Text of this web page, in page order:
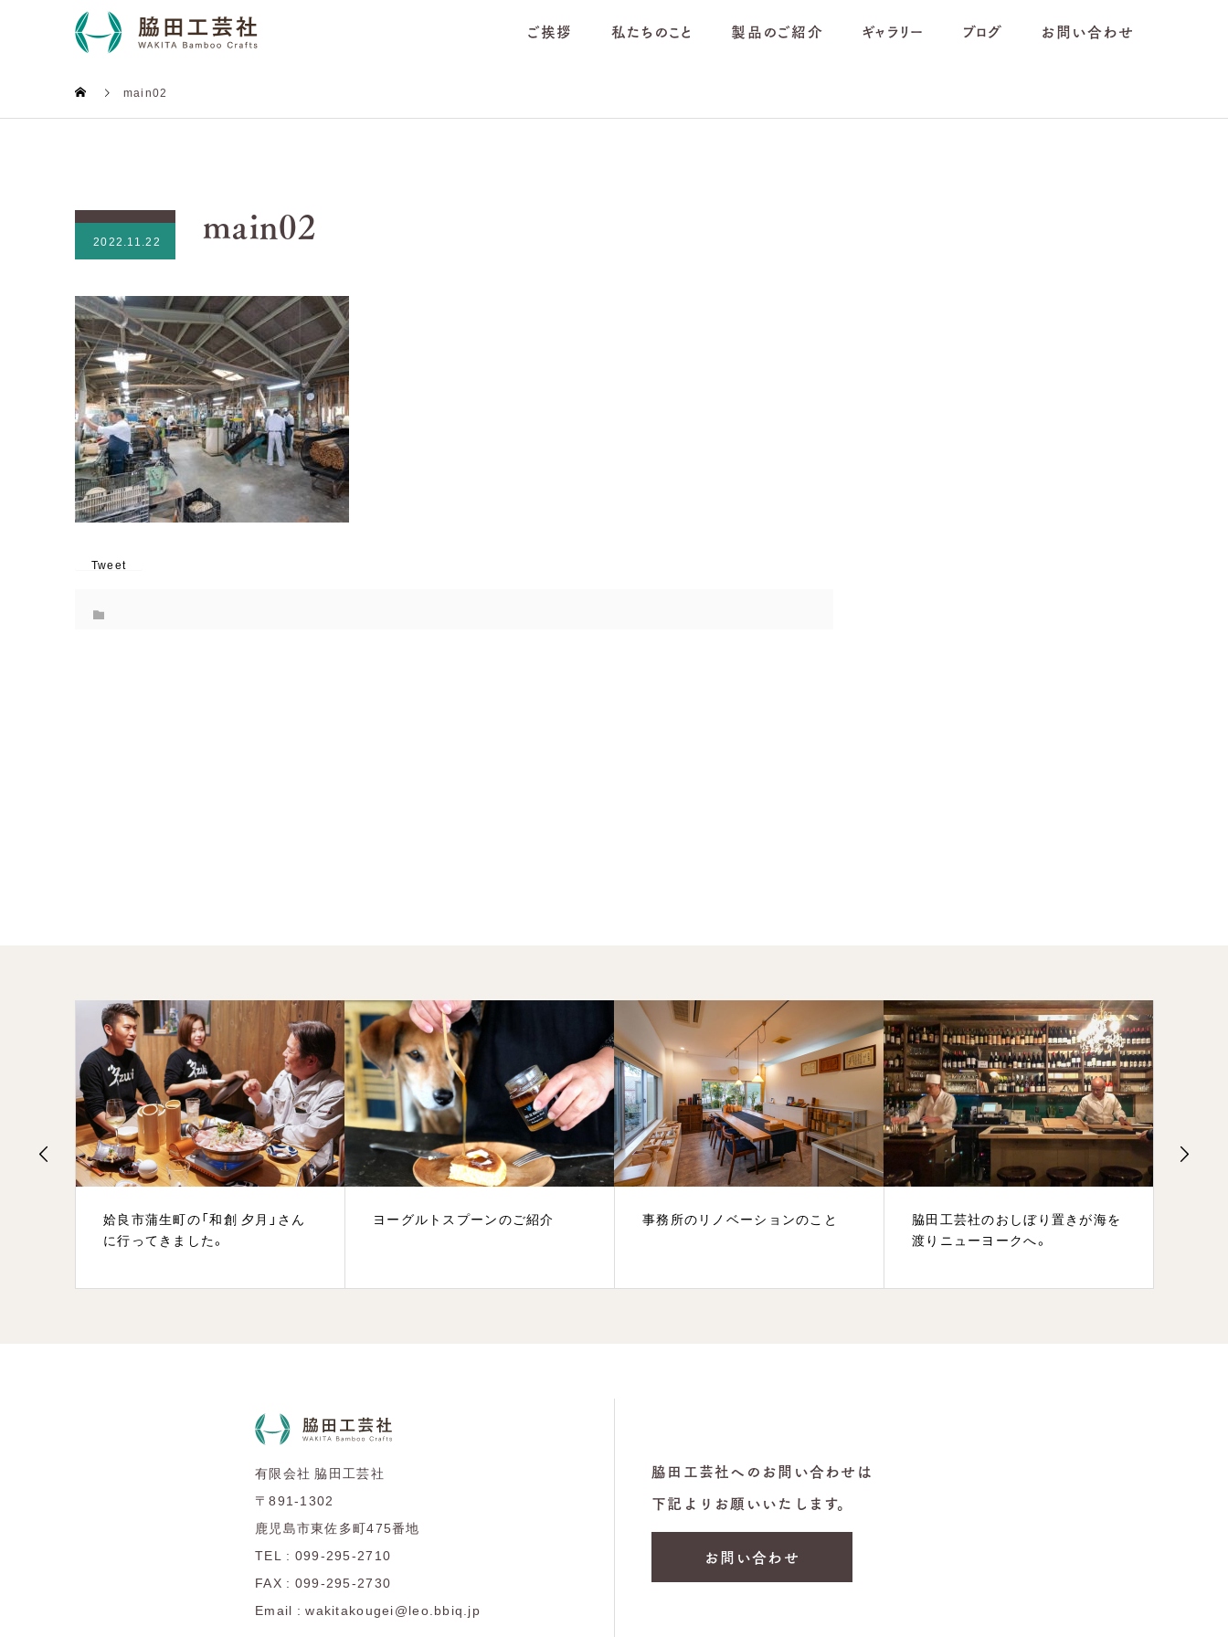
ご挨拶 私たちのこと 製品のご紹介 ギャラリー ブログ お問い合わせ
main02
2022.11.22 main02
Tweet
姶良市蒲生町の「和創 夕月」さん
に行ってきました。
ヨーグルトスプーンのご紹介 事務所のリノベーションのこと
脇田工芸社のおしぼり置きが海を
渡りニューヨークへ。
有限会社 脇田工芸社
〒891-1302
鹿児島市東佐多町475番地
TEL : 099-295-2710
FAX : 099-295-2730
Email : wakitakougei@leo.bbiq.jp
脇田工芸社へのお問い合わせは
下記よりお願いいたします。
お問い合わせ